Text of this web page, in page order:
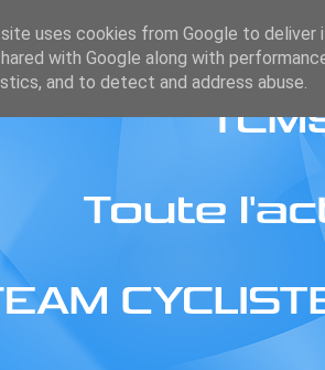
uses cookies from Google to deliver
with Google along with
and to detect and address abuse.